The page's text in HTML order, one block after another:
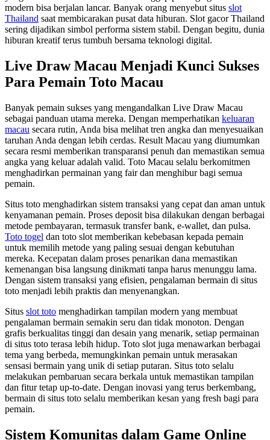
modern bisa berjalan lancar. Banyak orang menyebut situs slot
Thailand saat membicarakan pusat data hiburan. Slot gacor Thailand
sering dijadikan simbol performa sistem stabil. Dengan begitu, dunia
hiburan kreatif terus tumbuh bersama teknologi digital.
Live Draw Macau Menjadi Kunci Sukses
Para Pemain Toto Macau
Banyak pemain sukses yang mengandalkan Live Draw Macau
sebagai panduan utama mereka. Dengan memperhatikan keluaran
macau secara rutin, Anda bisa melihat tren angka dan menyesuaikan
taruhan Anda dengan lebih cerdas. Result Macau yang diumumkan
secara resmi memberikan transparansi penuh dan memastikan semua
angka yang keluar adalah valid. Toto Macau selalu berkomitmen
menghadirkan permainan yang fair dan menghibur bagi semua
pemain.
Situs toto menghadirkan sistem transaksi yang cepat dan aman untuk
kenyamanan pemain. Proses deposit bisa dilakukan dengan berbagai
metode pembayaran, termasuk transfer bank, e-wallet, dan pulsa.
Toto togel dan toto slot memberikan kebebasan kepada pemain
untuk memilih metode yang paling sesuai dengan kebutuhan
mereka. Kecepatan dalam proses penarikan dana memastikan
kemenangan bisa langsung dinikmati tanpa harus menunggu lama.
Dengan sistem transaksi yang efisien, pengalaman bermain di situs
toto menjadi lebih praktis dan menyenangkan.
Situs slot toto menghadirkan tampilan modern yang membuat
pengalaman bermain semakin seru dan tidak monoton. Dengan
grafis berkualitas tinggi dan desain yang menarik, setiap permainan
di situs toto terasa lebih hidup. Toto slot juga menawarkan berbagai
tema yang berbeda, memungkinkan pemain untuk merasakan
sensasi bermain yang unik di setiap putaran. Situs toto selalu
melakukan pembaruan secara berkala untuk memastikan tampilan
dan fitur tetap up-to-date. Dengan inovasi yang terus berkembang,
bermain di situs toto selalu memberikan kesan yang fresh bagi para
pemain.
Sistem Komunitas dalam Game Online